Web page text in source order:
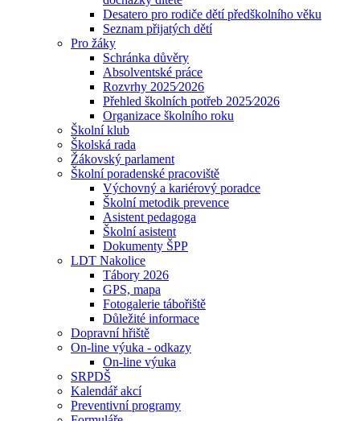
Desatero pro rodiče dětí předškolního věku
Seznam přijatých dětí
Pro žáky
Schránka důvěry
Absolventské práce
Rozvrhy 2025⁄2026
Přehled školních potřeb 2025⁄2026
Organizace školního roku
Školní klub
Školská rada
Žákovský parlament
Školní poradenské pracoviště
Výchovný a kariérový poradce
Školní metodik prevence
Asistent pedagoga
Školní asistent
Dokumenty ŠPP
LDT Nakolice
Tábory 2026
GPS, mapa
Fotogalerie tábořiště
Důležité informace
Dopravní hřiště
On-line výuka - odkazy
On-line výuka
SRPDŠ
Kalendář akcí
Preventivní programy